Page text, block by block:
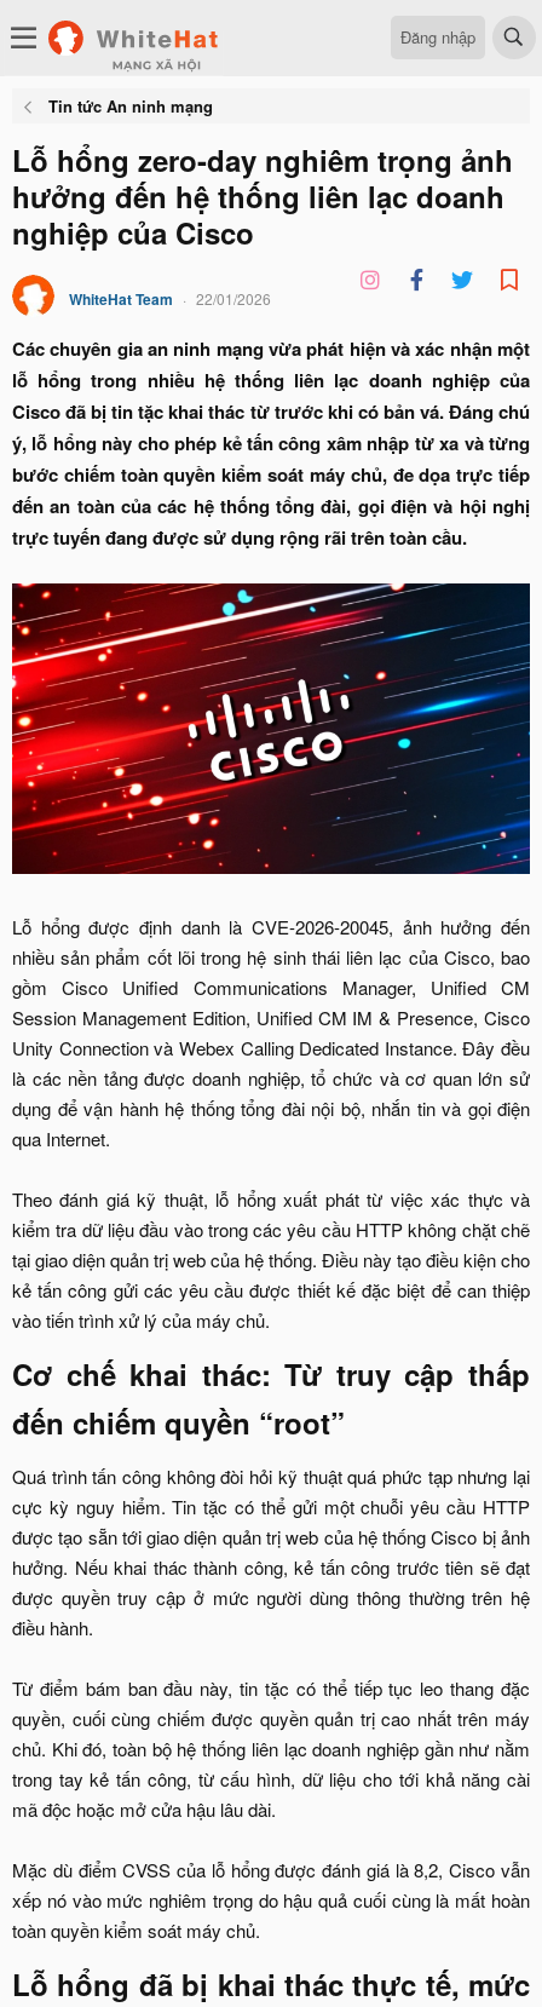
Đăng nhập
Tin tức An ninh mạng
Lỗ hổng zero-day nghiêm trọng ảnh
hưởng đến hệ thống liên lạc doanh
nghiệp của Cisco
WhiteHat Team 22/01/2026
Các chuyên gia an ninh mạng vừa phát hiện và xác nhận một
lỗ hổng trong nhiều hệ thống liên lạc doanh nghiệp của
Cisco đã bị tin tặc khai thác từ trước khi có bản vá. Đáng chú
ý, lỗ hổng này cho phép kẻ tấn công xâm nhập từ xa và từng
bước chiếm toàn quyền kiểm soát máy chủ, đe dọa trực tiếp
đến an toàn của các hệ thống tổng đài, gọi điện và hội nghị
trực tuyến đang được sử dụng rộng rãi trên toàn cầu.
Lỗ hổng được định danh là CVE-2026-20045, ảnh hưởng đến
nhiều sản phẩm cốt lõi trong hệ sinh thái liên lạc của Cisco, bao
gồm Cisco Unified Communications Manager, Unified CM
Session Management Edition, Unified CM IM & Presence, Cisco
Unity Connection và Webex Calling Dedicated Instance. Đây đều
là các nền tảng được doanh nghiệp, tổ chức và cơ quan lớn sử
dụng để vận hành hệ thống tổng đài nội bộ, nhắn tin và gọi điện
qua Internet.
Theo đánh giá kỹ thuật, lỗ hổng xuất phát từ việc xác thực và
kiểm tra dữ liệu đầu vào trong các yêu cầu HTTP không chặt chẽ
tại giao diện quản trị web của hệ thống. Điều này tạo điều kiện cho
kẻ tấn công gửi các yêu cầu được thiết kế đặc biệt để can thiệp
vào tiến trình xử lý của máy chủ.​
Cơ chế khai thác: Từ truy cập thấp
đến chiếm quyền “root”​
Quá trình tấn công không đòi hỏi kỹ thuật quá phức tạp nhưng lại
cực kỳ nguy hiểm. Tin tặc có thể gửi một chuỗi yêu cầu HTTP
được tạo sẵn tới giao diện quản trị web của hệ thống Cisco bị ảnh
hưởng. Nếu khai thác thành công, kẻ tấn công trước tiên sẽ đạt
được quyền truy cập ở mức người dùng thông thường trên hệ
điều hành.
Từ điểm bám ban đầu này, tin tặc có thể tiếp tục leo thang đặc
quyền, cuối cùng chiếm được quyền quản trị cao nhất trên máy
chủ. Khi đó, toàn bộ hệ thống liên lạc doanh nghiệp gần như nằm
trong tay kẻ tấn công, từ cấu hình, dữ liệu cho tới khả năng cài
mã độc hoặc mở cửa hậu lâu dài.
Mặc dù điểm CVSS của lỗ hổng được đánh giá là 8,2, Cisco vẫn
xếp nó vào mức nghiêm trọng do hậu quả cuối cùng là mất hoàn
toàn quyền kiểm soát máy chủ.​
Lỗ hổng đã bị khai thác thực tế, mức